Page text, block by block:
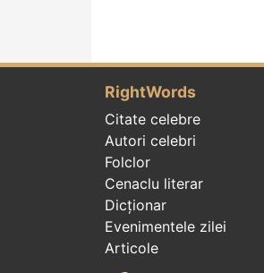
RightWords
Citate celebre
Autori celebri
Folclor
Cenaclu literar
Dicționar
Evenimentele zilei
Articole